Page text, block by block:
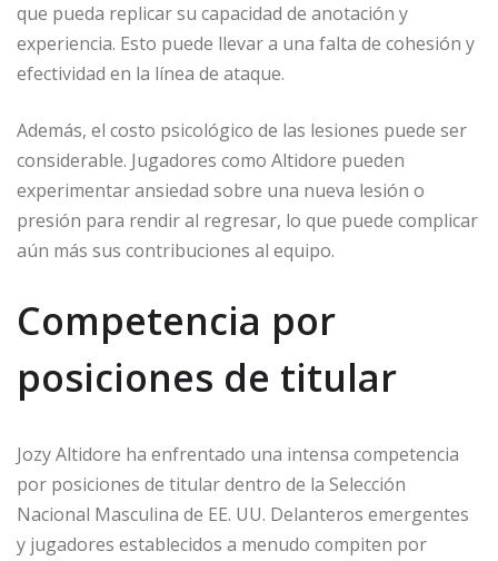
que pueda replicar su capacidad de anotación y
experiencia. Esto puede llevar a una falta de cohesión y
efectividad en la línea de ataque.
Además, el costo psicológico de las lesiones puede ser
considerable. Jugadores como Altidore pueden
experimentar ansiedad sobre una nueva lesión o
presión para rendir al regresar, lo que puede complicar
aún más sus contribuciones al equipo.
Competencia por
posiciones de titular
Jozy Altidore ha enfrentado una intensa competencia
por posiciones de titular dentro de la Selección
Nacional Masculina de EE. UU. Delanteros emergentes
y jugadores establecidos a menudo compiten por